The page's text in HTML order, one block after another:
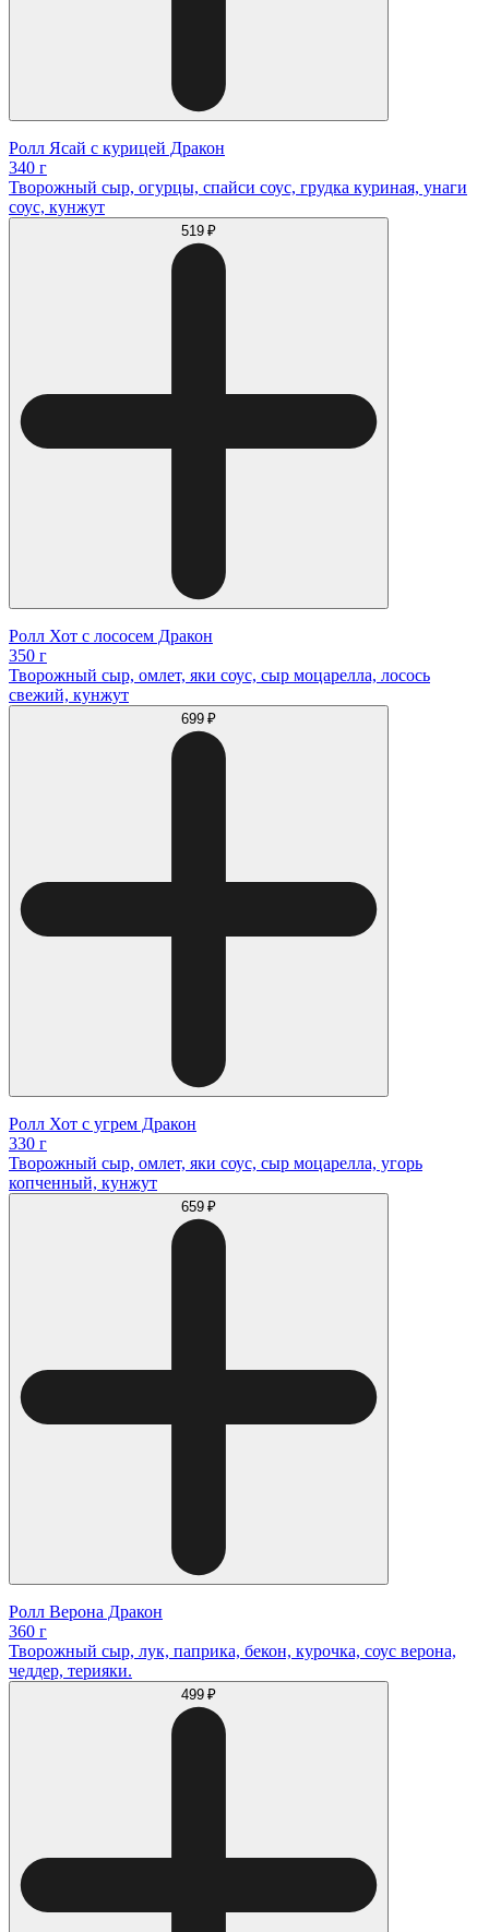
Ролл Ясай с курицей Дракон
340 г
Творожный сыр, огурцы, спайси соус, грудка куриная, унаги
соус, кунжут
519 ₽
Ролл Хот с лососем Дракон
350 г
Творожный сыр, омлет, яки соус, сыр моцарелла, лосось
свежий, кунжут
699 ₽
Ролл Хот с угрем Дракон
330 г
Творожный сыр, омлет, яки соус, сыр моцарелла, угорь
копченный, кунжут
659 ₽
Ролл Верона Дракон
360 г
Творожный сыр, лук, паприка, бекон, курочка, соус верона,
чеддер, терияки.
499 ₽